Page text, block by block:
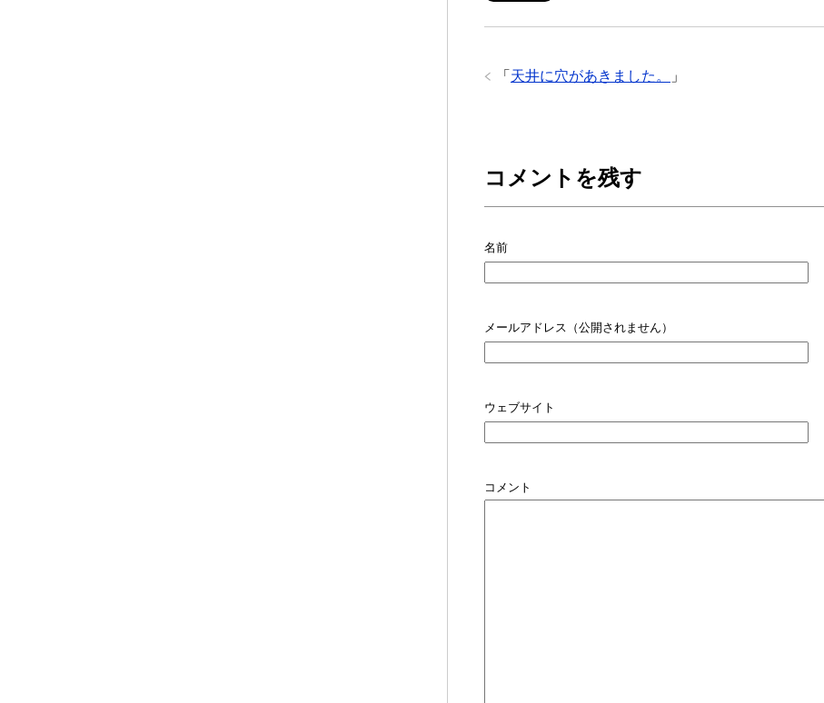
「 天井に穴があきました。 」
コメントを残す
名前
メールアドレス（公開されません）
ウェブサイト
コメント